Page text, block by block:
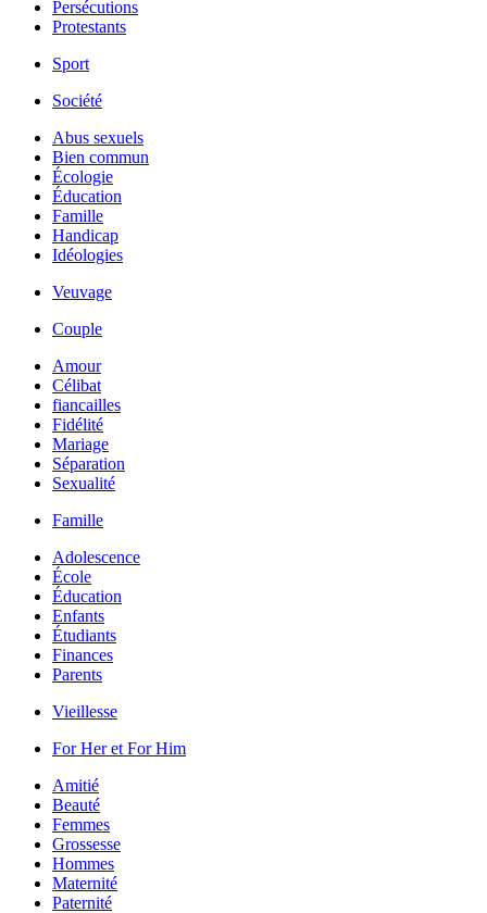
Persécutions
Protestants
Sport
Société
Abus sexuels
Bien commun
Écologie
Éducation
Famille
Handicap
Idéologies
Veuvage
Couple
Amour
Célibat
fiancailles
Fidélité
Mariage
Séparation
Sexualité
Famille
Adolescence
École
Éducation
Enfants
Étudiants
Finances
Parents
Vieillesse
For Her et For Him
Amitié
Beauté
Femmes
Grossesse
Hommes
Maternité
Paternité